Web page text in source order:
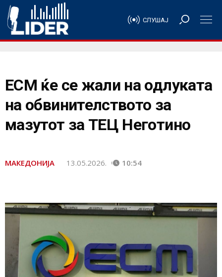
СЛУШАЈ
ЕСМ ќе се жали на одлуката
на обвинителството за
мазутот за ТЕЦ Неготино
МАКЕДОНИЈА 13.05.2026. 10:54